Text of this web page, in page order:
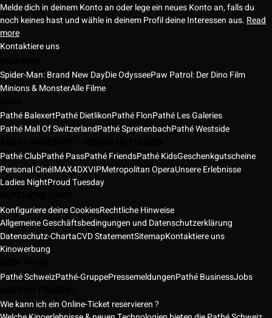
Melde dich in deinem Konto an oder lege ein neues Konto an, falls du
noch keines hast und wähle in deinem Profil deine Interessen aus. Read
more
Kontaktiere uns
Spider-Man: Brand New DayDie OdysseePaw Patrol: Der Dino Film
Minions & MonsterAlle Filme
Pathé BalexertPathé DietlikonPathé FlonPathé Les Galeries
Pathé Mall Of SwitzerlandPathé SpreitenbachPathé Westside
Pathé ClubPathé PassPathé FriendsPathé KidsGeschenkgutscheine
Personal CinéIMAX4DXVIPMetropolitan OperaUnsere Erlebnisse
Ladies NightProud Tuesday
Konfiguriere deine CookiesRechtliche Hinweise
Allgemeine Geschäftsbedingungen und Datenschutzerklärung
Datenschutz-ChartaCVD StatementSitemapKontaktiere uns
Kinowerbung
Pathé SchweizPathé-GruppePressemeldungenPathé BusinessJobs
Wie kann ich ein Online-Ticket reservieren ?